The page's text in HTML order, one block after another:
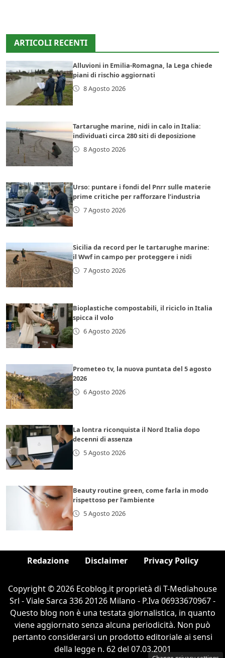
ARTICOLI RECENTI
Alluvioni in Emilia-Romagna, la Lega chiede
piani di rischio aggiornati
8 Agosto 2026
Tartarughe marine, nidi in calo in Italia:
individuati circa 280 siti di deposizione
8 Agosto 2026
Urso: puntare i fondi del Pnrr sulle materie
prime critiche per rafforzare l’industria
7 Agosto 2026
Sicilia da record per le tartarughe marine:
il Wwf in campo per proteggere i nidi
7 Agosto 2026
Bioplastiche compostabili, il riciclo in Italia
spicca il volo
6 Agosto 2026
Prometeo tv, la nuova puntata del 5 agosto
2026
6 Agosto 2026
La lontra riconquista il Nord Italia dopo
decenni di assenza
5 Agosto 2026
Beauty routine green, come farla in modo
rispettoso per l’ambiente
5 Agosto 2026
Redazione Disclaimer Privacy Policy
Copyright © 2026 Ecoblog.it proprietà di T-Mediahouse
Srl - Viale Sarca 336 20126 Milano - P.Iva 06933670967 -
Questo blog non è una testata giornalistica, in quanto
viene aggiornato senza alcuna periodicità. Non può
pertanto considerarsi un prodotto editoriale ai sensi
della legge n. 62 del 07.03.2001